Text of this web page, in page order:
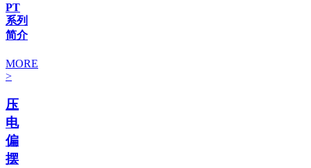
PT
系列
简介
MORE
>
压
电
偏
摆